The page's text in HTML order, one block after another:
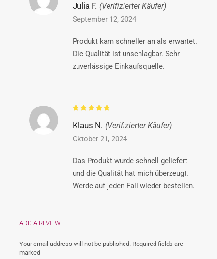
Julia F. (Verifizierter Käufer)
September 12, 2024
Produkt kam schneller an als erwartet.
Die Qualität ist unschlagbar. Sehr
zuverlässige Einkaufsquelle.
Klaus N. (Verifizierter Käufer)
Oktober 21, 2024
Das Produkt wurde schnell geliefert
und die Qualität hat mich überzeugt.
Werde auf jeden Fall wieder bestellen.
ADD A REVIEW
Your email address will not be published. Required fields are
marked